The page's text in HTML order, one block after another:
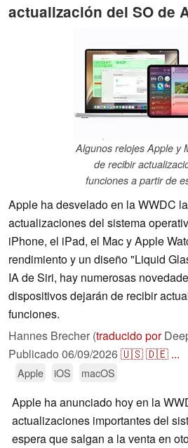
actualización del SO de
Algunos relojes Apple y
de recibir
funciones a partir de
Apple ha desvelado en la WWDC
actualizaciones del sistema
iPhone, el iPad, el Mac y Apple
rendimiento y un diseño "Liquid
IA de Siri, hay numerosas
dispositivos dejarán de recibir
funciones.
Hannes Brecher (traducido por
Publicado 06/09/2026🇺🇸🇩🇪 ...
Apple iOS macOS
Apple ha anunciado hoy en la
actualizaciones importantes del
espera que salgan a la venta en